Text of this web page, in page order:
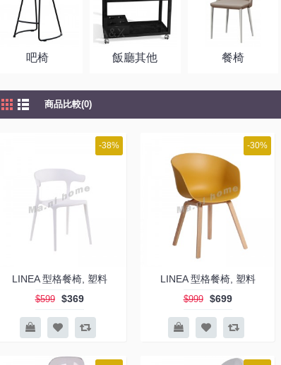
吧椅 飯廳其他 餐椅
商品比較(0)
-38%
LINEA 型格餐椅, 塑料
$599 $369
-30%
LINEA 型格餐椅, 塑料
$999 $699